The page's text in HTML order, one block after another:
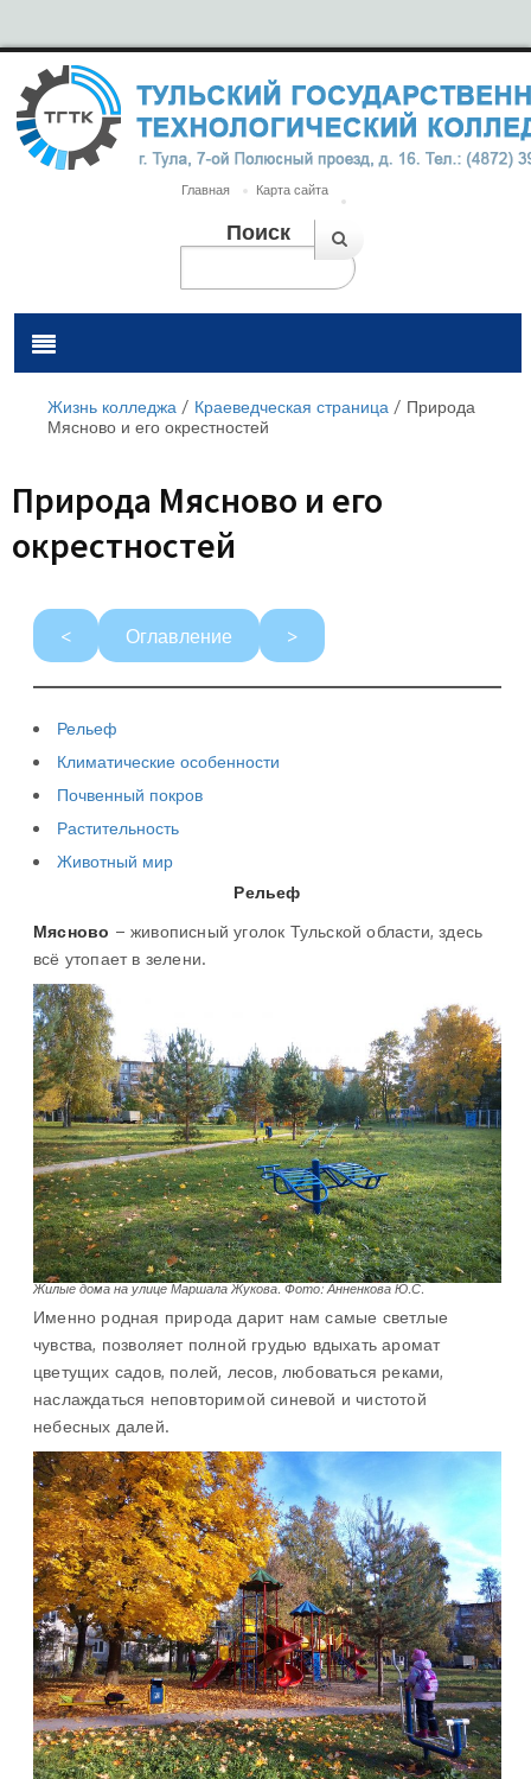
Главная Карта сайта
Поиск
Жизнь колледжа / Краеведческая страница / Природа
Мясново и его окрестностей
Природа Мясново и его
окрестностей
< Оглавление >
Рельеф
Климатические особенности
Почвенный покров
Растительность
Животный мир
Рельеф
Мясново – живописный уголок Тульской области, здесь
всё утопает в зелени.
Жилые дома на улице Маршала Жукова. Фото: Анненкова Ю.С.
Именно родная природа дарит нам самые светлые
чувства, позволяет полной грудью вдыхать аромат
цветущих садов, полей, лесов, любоваться реками,
наслаждаться неповторимой синевой и чистотой
небесных далей.